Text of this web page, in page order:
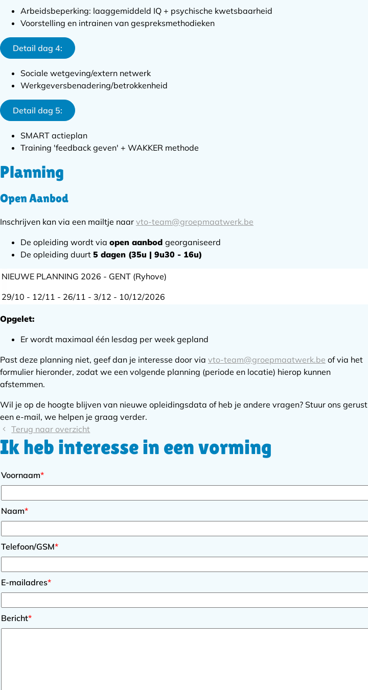
Arbeidsbeperking: laaggemiddeld IQ + psychische kwetsbaarheid
Voorstelling en intrainen van gespreksmethodieken
Detail dag 4:
Sociale wetgeving/extern netwerk
Werkgeversbenadering/betrokkenheid
Detail dag 5:
SMART actieplan
Training 'feedback geven' + WAKKER methode
Planning
Open Aanbod
Inschrijven kan via een mailtje naar vto-team@groepmaatwerk.be
De opleiding wordt via open aanbod georganiseerd
De opleiding duurt 5 dagen (35u | 9u30 - 16u)
NIEUWE PLANNING 2026 - GENT (Ryhove)
29/10 - 12/11 - 26/11 - 3/12 - 10/12/2026
Opgelet:
Er wordt maximaal één lesdag per week gepland
Past deze planning niet, geef dan je interesse door via vto-team@groepmaatwerk.be of via het
formulier hieronder, zodat we een volgende planning (periode en locatie) hierop kunnen
afstemmen.
Wil je op de hoogte blijven van nieuwe opleidingsdata of heb je andere vragen? Stuur ons gerust
een e-mail, we helpen je graag verder.
Terug naar overzicht
Ik heb interesse in een vorming
Voornaam*
Naam*
Telefoon/GSM*
E-mailadres*
Bericht*